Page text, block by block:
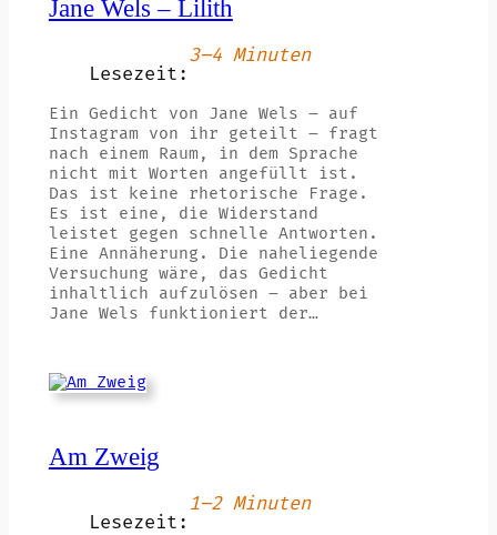
Jane Wels – Lilith
Lesezeit:
3–4 Minuten
Ein Gedicht von Jane Wels – auf
Instagram von ihr geteilt – fragt
nach einem Raum, in dem Sprache
nicht mit Worten angefüllt ist.
Das ist keine rhetorische Frage.
Es ist eine, die Widerstand
leistet gegen schnelle Antworten.
Eine Annäherung. Die naheliegende
Versuchung wäre, das Gedicht
inhaltlich aufzulösen – aber bei
Jane Wels funktioniert der…
Am Zweig
Lesezeit:
1–2 Minuten